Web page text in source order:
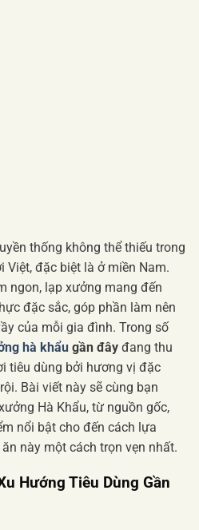
thống không thể thiếu trong
Việt, đặc biệt là ở miền Nam.
ngon, lạp xưởng mang đến
đặc sắc, góp phần làm nên
của mỗi gia đình. Trong số
hà khẩu gần đây đang thu
tiêu dùng bởi hương vị đặc
Bài viết này sẽ cùng bạn
Hà Khẩu, từ nguồn gốc,
nổi bật cho đến cách lựa
này một cách trọn vẹn nhất.
Hướng Tiêu Dùng Gần